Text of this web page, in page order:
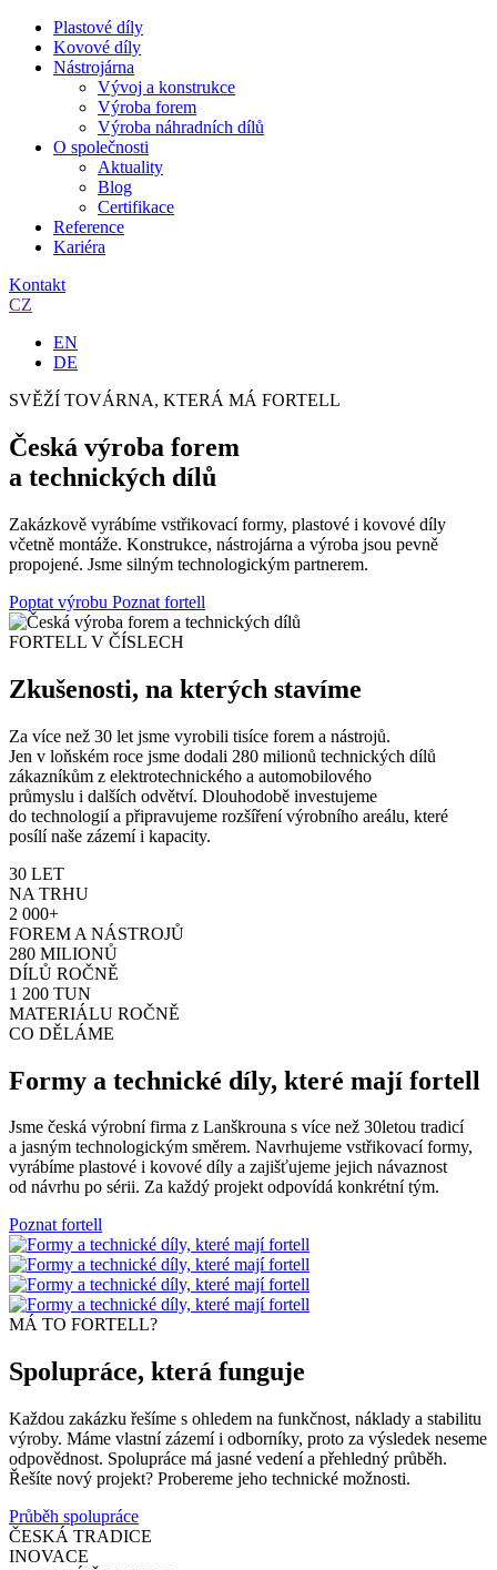
Plastové díly
Kovové díly
Nástrojárna
Vývoj a konstrukce
Výroba forem
Výroba náhradních dílů
O společnosti
Aktuality
Blog
Certifikace
Reference
Kariéra
Kontakt
CZ
EN
DE
SVĚŽÍ TOVÁRNA, KTERÁ MÁ FORTELL
Česká výroba forem
a technických dílů
Zakázkově vyrábíme vstřikovací formy, plastové i kovové díly
včetně montáže. Konstrukce, nástrojárna a výroba jsou pevně
propojené. Jsme silným technologickým partnerem.
Poptat výrobu Poznat fortell
FORTELL V ČÍSLECH
Zkušenosti, na kterých stavíme
Za více než 30 let jsme vyrobili tisíce forem a nástrojů.
Jen v loňském roce jsme dodali 280 milionů technických dílů
zákazníkům z elektrotechnického a automobilového
průmyslu i dalších odvětví. Dlouhodobě investujeme
do technologií a připravujeme rozšíření výrobního areálu, které
posílí naše zázemí i kapacity.
30 LET
NA TRHU
2 000+
FOREM A NÁSTROJŮ
280 MILIONŮ
DÍLŮ ROČNĚ
1 200 TUN
MATERIÁLU ROČNĚ
CO DĚLÁME
Formy a technické díly, které mají fortell
Jsme česká výrobní firma z Lanškrouna s více než 30letou tradicí
a jasným technologickým směrem. Navrhujeme vstřikovací formy,
vyrábíme plastové i kovové díly a zajišťujeme jejich návaznost
od návrhu po sérii. Za každý projekt odpovídá konkrétní tým.
Poznat fortell
MÁ TO FORTELL?
Spolupráce, která funguje
Každou zakázku řešíme s ohledem na funkčnost, náklady a stabilitu
výroby. Máme vlastní zázemí i odborníky, proto za výsledek neseme
odpovědnost. Spolupráce má jasné vedení a přehledný průběh.
Řešíte nový projekt? Probereme jeho technické možnosti.
Průběh spolupráce
ČESKÁ TRADICE
INOVACE